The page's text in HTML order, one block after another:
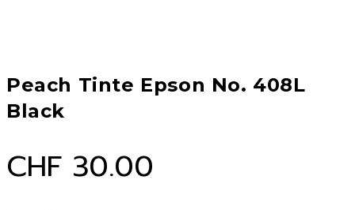
Peach Tinte Epson No. 408L
Black
CHF 30.00